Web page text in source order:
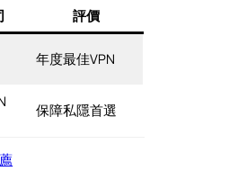
評價
年度最佳VPN
保障私隱首選